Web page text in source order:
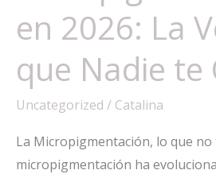
en 2026: La
que Nadie te
Uncategorized / Catalina
La Micropigmentación, lo que no
micropigmentación ha